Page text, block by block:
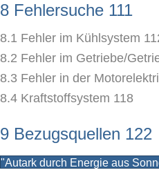
8 Fehlersuche 111
8.1 Fehler im Kühlsystem
8.2 Fehler im Getriebe/
8.3 Fehler in der
8.4 Kraftstoffsystem 118
9 Bezugsquellen 122
"Autark durch Energie aus